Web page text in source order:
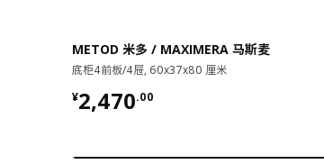
METOD 米多 / MAXIMERA 马斯麦
底柜4前板/4屉, 60x37x80 厘米
¥2,470.00
¥ 2470.00